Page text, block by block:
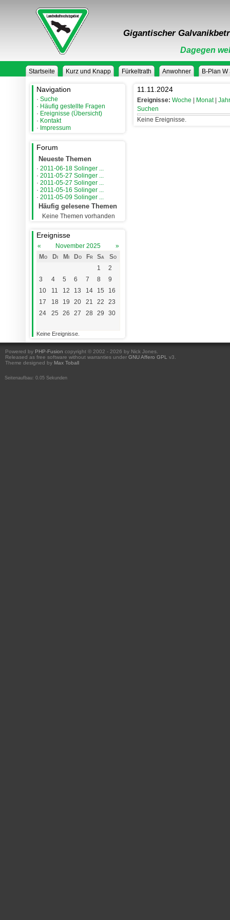
Gigantischer
Dagegen
Startseite Kurz und Knapp Fürkeltrath Anwohner B-Plan W
Navigation
· Suche
· Häufig gestellte Fragen
· Ereignisse (Übersicht)
· Kontakt
· Impressum
Forum
Neueste Themen
· 2011-06-18 Solinger ...
· 2011-05-27 Solinger ...
· 2011-05-27 Solinger ...
· 2011-05-16 Solinger ...
· 2011-05-09 Solinger ...
Häufig gelesene Themen
Keine Themen vorhanden
Ereignisse
« November 2025
»
Mo
Di Mi Do Fr Sa
So
1
2
3
4 5 6 7 8
9
10
11 12 13 14 15
16
17
18 19 20 21 22
23
24
25 26 27 28 29 30
Keine Ereignisse.
11.11.2024
Ereignisse: Woche Monat| Jahr
Suchen
Keine Ereignisse.
Powered by PHP-Fusion copyright © 2002 - 2026 by Nick Jones.
Released as free software without warranties under GNU Affero GPL v3.
Theme designed by Max Toball
Seitenaufbau: 0.05 Sekunden